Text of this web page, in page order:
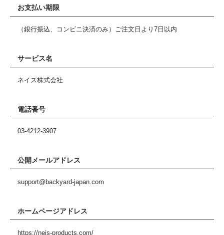
お支払い期限
（銀行振込、コンビニ決済のみ）ご注文日より7日以内
サービス名
ネイス株式会社
電話番号
03-4212-3907
公開メールアドレス
support@backyard-japan.com
ホームページアドレス
https://neis-products.com/